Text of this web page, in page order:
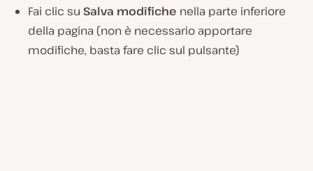
Fai clic su Salva modifiche nella parte inferiore
della pagina (non è necessario apportare
modifiche, basta fare clic sul pulsante)